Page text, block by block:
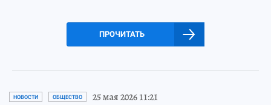
ПРОЧИТАТЬ
НОВОСТИ ОБЩЕСТВО 25 мая 2026 11:21